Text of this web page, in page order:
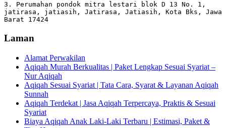
3. Perumahan pondok mitra lestari blok D 13 No. 1,
jatirasa, jatiasih, Jatirasa, Jatiasih, Kota Bks, Jawa
Barat 17424
Laman
Alamat Perwakilan
Aqiqah Murah Berkualitas | Paket Lengkap Sesuai Syariat –
Nur Aqiqah
Aqiqah Sesuai Syariat | Tata Cara, Syarat & Layanan Aqiqah
Sunnah
Aqiqah Terdekat | Jasa Aqiqah Terpercaya, Praktis & Sesuai
Syariat
Biaya Aqiqah Anak Laki-Laki Terbaru | Estimasi, Paket &